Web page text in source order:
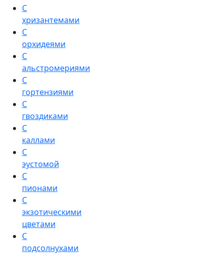
С
хризантемами
С
орхидеями
С
альстромериями
С
гортензиями
С
гвоздиками
С
каллами
С
эустомой
С
пионами
С
экзотическими
цветами
С
подсолнухами